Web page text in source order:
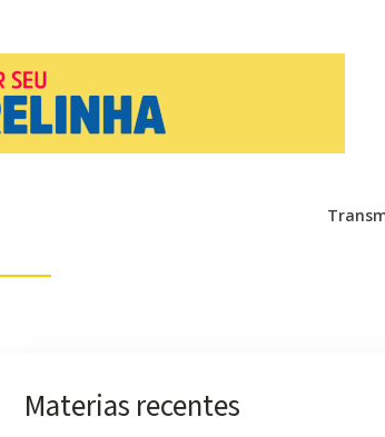
Materias recentes